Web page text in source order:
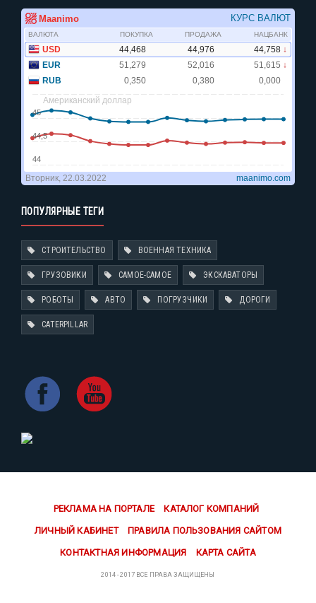
ПОПУЛЯРНЫЕ ТЕГИ
СТРОИТЕЛЬСТВО ВОЕННАЯ ТЕХНИКА
ГРУЗОВИКИ САМОЕ-САМОЕ ЭКСКАВАТОРЫ
РОБОТЫ АВТО ПОГРУЗЧИКИ ДОРОГИ
CATERPILLAR
РЕКЛАМА НА ПОРТАЛЕ КАТАЛОГ КОМПАНИЙ
ЛИЧНЫЙ КАБИНЕТ ПРАВИЛА ПОЛЬЗОВАНИЯ САЙТОМ
КОНТАКТНАЯ ИНФОРМАЦИЯ КАРТА САЙТА
2014 - 2017 ВСЕ ПРАВА ЗАЩИЩЕНЫ